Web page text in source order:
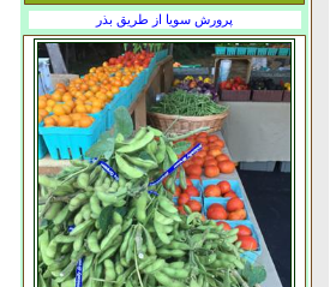
پرورش سویا از طریق بذر